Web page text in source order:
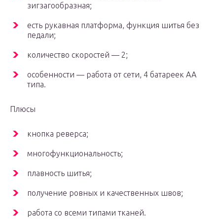
зигзагообразная;
есть рукавная платформа, функция шитья без
педали;
количество скоростей — 2;
особенности — работа от сети, 4 батареек АА
типа.
Плюсы
кнопка реверса;
многофункциональность;
плавность шитья;
получение ровных и качественных швов;
работа со всеми типами тканей.